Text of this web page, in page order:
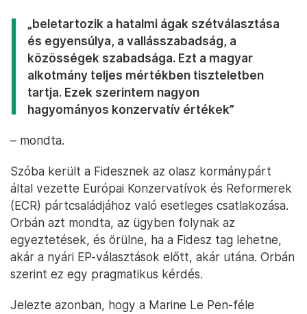
„beletartozik a hatalmi ágak szétválasztása
és egyensúlya, a vallásszabadság, a
közösségek szabadsága. Ezt a magyar
alkotmány teljes mértékben tiszteletben
tartja. Ezek szerintem nagyon
hagyományos konzervatív értékek”
– mondta.
Szóba került a Fidesznek az olasz kormánypárt
által vezette Európai Konzervatívok és Reformerek
(ECR) pártcsaládjához való esetleges csatlakozása.
Orbán azt mondta, az ügyben folynak az
egyeztetések, és örülne, ha a Fidesz tag lehetne,
akár a nyári EP-választások előtt, akár utána. Orbán
szerint ez egy pragmatikus kérdés.
Jelezte azonban, hogy a Marine Le Pen-féle